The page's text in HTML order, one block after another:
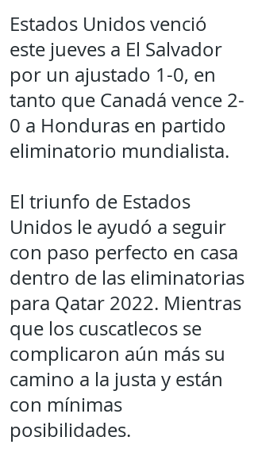
Estados Unidos venció
este jueves a El Salvador
por un ajustado 1-0, en
tanto que Canadá vence 2-
0 a Honduras en partido
eliminatorio mundialista.
El triunfo de Estados
Unidos le ayudó a seguir
con paso perfecto en casa
dentro de las eliminatorias
para Qatar 2022. Mientras
que los cuscatlecos se
complicaron aún más su
camino a la justa y están
con mínimas
posibilidades.